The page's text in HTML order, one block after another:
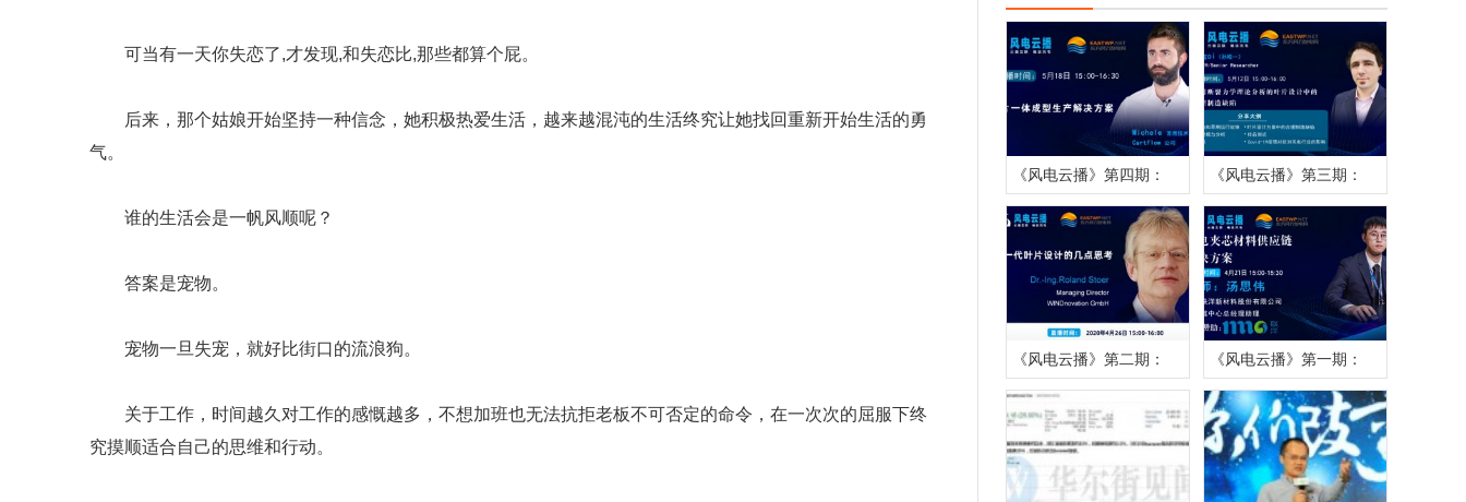
可当有一天你失恋了,才发现,和失恋比,那些都算个屁。
后来，那个姑娘开始坚持一种信念，她积极热爱生活，越来越混沌的生活终究让她找回重新开始生活的勇
气。
谁的生活会是一帆风顺呢？
答案是宠物。
宠物一旦失宠，就好比街口的流浪狗。
关于工作，时间越久对工作的感慨越多，不想加班也无法抗拒老板不可否定的命令，在一次次的屈服下终
究摸顺适合自己的思维和行动。
《风电云播》第四期： 《风电云播》第三期：
《风电云播》第二期： 《风电云播》第一期：